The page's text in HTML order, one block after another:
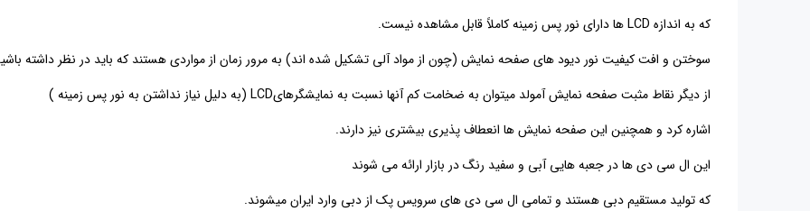
که به اندازه LCDها دارای نور پس زمینه کاملاً قابل مشاهده نیست.
سوختن و افت کیفیت نور دیود های صفحه نمایش (چون از مواد آلی تشکیل شده اند) به مرور زمان از مواردی هستند که باید در نظر داشته
از دیگر نقاط مثبت صفحه نمایش آمولد میتوان به ضخامت کم آنها نسبت به نمایشگرهایLCD (به دلیل نیاز نداشتن به نور پس زمینه )
اشاره کرد و همچنین این صفحه نمایش ها انعطاف پذیری بیشتری نیز دارند.
این ال سی دی ها در جعبه هایی آبی و سفید رنگ در بازار ارائه می شوند
که تولید مستقیم دبی هستند و تمامی ال سی دی های سرویس پک از دبی وارد ایران میشوند.